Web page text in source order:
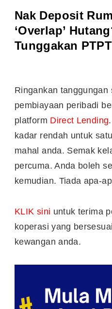
Nak Deposit
‘Overlap’
Tunggakan
Ringankan tanggungan
pembiayaan peribadi
platform Direct Lending
kadar rendah untuk
mahal anda. Semak
percuma. Anda boleh
kemudian. Tiada apa-
KLIK sini untuk terima
koperasi yang
kewangan anda.